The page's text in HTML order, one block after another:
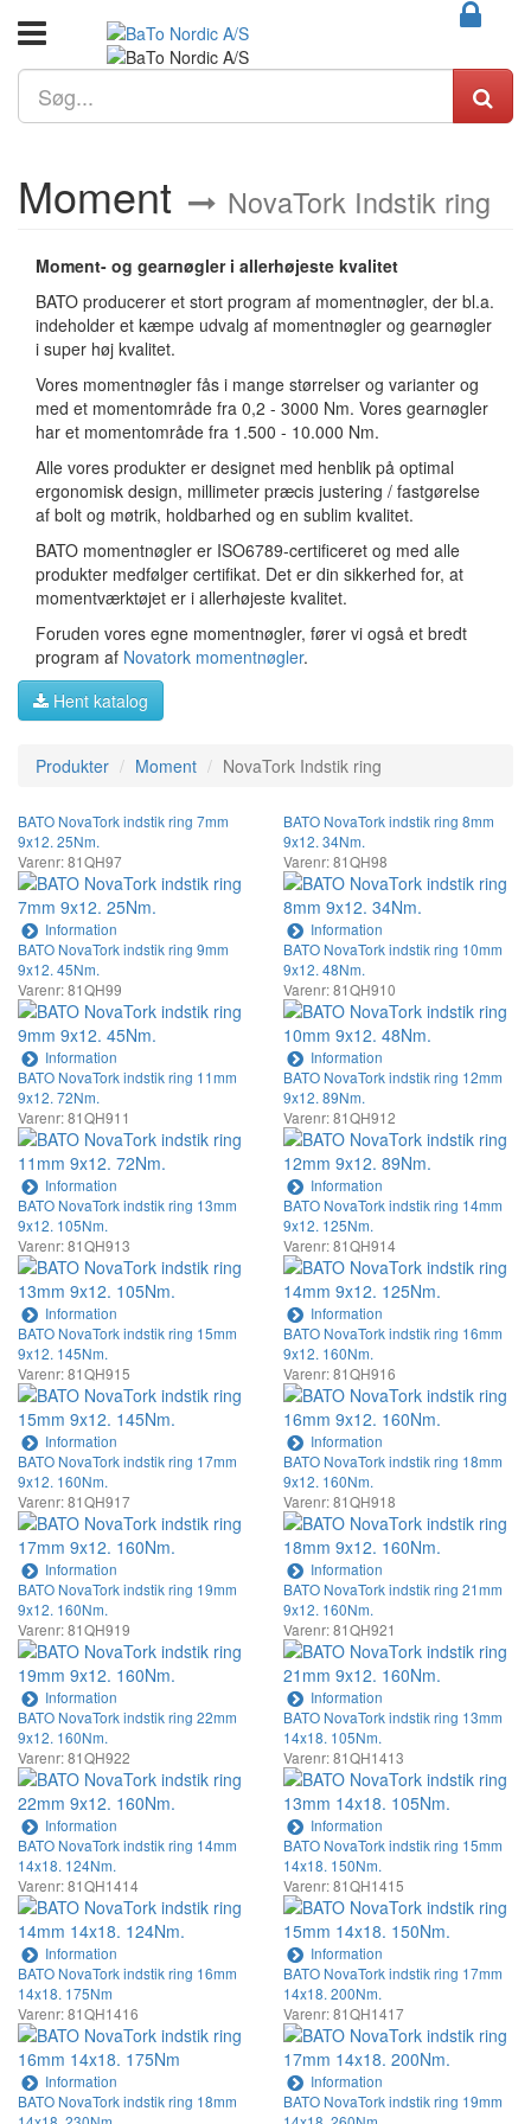
Moment NovaTork Indstik ring
Moment- og gearnøgler i allerhøjeste kvalitet
BATO producerer et stort program af momentnøgler, der bl.a.
indeholder et kæmpe udvalg af momentnøgler og gearnøgler
i super høj kvalitet.
Vores momentnøgler fås i mange størrelser og varianter og
med et momentområde fra 0,2 - 3000 Nm. Vores gearnøgler
har et momentområde fra 1.500 - 10.000 Nm.
Alle vores produkter er designet med henblik på optimal
ergonomisk design, millimeter præcis justering / fastgørelse
af bolt og møtrik, holdbarhed og en sublim kvalitet.
BATO momentnøgler er ISO6789-certificeret og med alle
produkter medfølger certifikat. Det er din sikkerhed for, at
momentværktøjet er i allerhøjeste kvalitet.
Foruden vores egne momentnøgler, fører vi også et bredt
program af Novatork momentnøgler.
Hent katalog
Produkter Moment NovaTork Indstik ring
BATO NovaTork indstik ring 7mm
9x12. 25Nm.
Varenr: 81QH97
Information
BATO NovaTork indstik ring 8mm
9x12. 34Nm.
Varenr: 81QH98
Information
BATO NovaTork indstik ring 9mm
9x12. 45Nm.
Varenr: 81QH99
Information
BATO NovaTork indstik ring 10mm
9x12. 48Nm.
Varenr: 81QH910
Information
BATO NovaTork indstik ring 11mm
9x12. 72Nm.
Varenr: 81QH911
Information
BATO NovaTork indstik ring 12mm
9x12. 89Nm.
Varenr: 81QH912
Information
BATO NovaTork indstik ring 13mm
9x12. 105Nm.
Varenr: 81QH913
Information
BATO NovaTork indstik ring 14mm
9x12. 125Nm.
Varenr: 81QH914
Information
BATO NovaTork indstik ring 15mm
9x12. 145Nm.
Varenr: 81QH915
Information
BATO NovaTork indstik ring 16mm
9x12. 160Nm.
Varenr: 81QH916
Information
BATO NovaTork indstik ring 17mm
9x12. 160Nm.
Varenr: 81QH917
Information
BATO NovaTork indstik ring 18mm
9x12. 160Nm.
Varenr: 81QH918
Information
BATO NovaTork indstik ring 19mm
9x12. 160Nm.
Varenr: 81QH919
Information
BATO NovaTork indstik ring 21mm
9x12. 160Nm.
Varenr: 81QH921
Information
BATO NovaTork indstik ring 22mm
9x12. 160Nm.
Varenr: 81QH922
Information
BATO NovaTork indstik ring 13mm
14x18. 105Nm.
Varenr: 81QH1413
Information
BATO NovaTork indstik ring 14mm
14x18. 124Nm.
Varenr: 81QH1414
Information
BATO NovaTork indstik ring 15mm
14x18. 150Nm.
Varenr: 81QH1415
Information
BATO NovaTork indstik ring 16mm
14x18. 175Nm
Varenr: 81QH1416
Information
BATO NovaTork indstik ring 17mm
14x18. 200Nm.
Varenr: 81QH1417
Information
BATO NovaTork indstik ring 18mm
BATO NovaTork indstik ring 19mm